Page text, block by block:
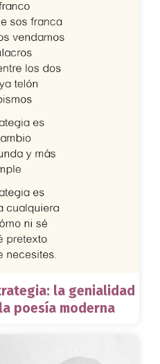
la genialidad
poesía moderna